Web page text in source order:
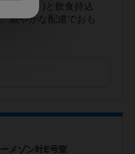
220㎝！)と飲食持込
細やかな配慮でおも
メゾン叶E号室